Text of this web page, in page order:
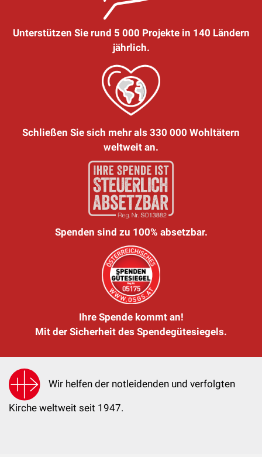
Unterstützen Sie rund 5 000 Projekte in 140 Ländern
jährlich.
Schließen Sie sich mehr als 330 000 Wohltätern
weltweit an.
Spenden sind zu 100% absetzbar.
Ihre Spende kommt an!
Mit der Sicherheit des Spendegütesiegels.
Wir helfen der notleidenden und verfolgten
Kirche weltweit seit 1947.